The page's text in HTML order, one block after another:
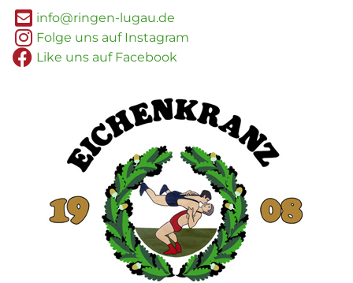
info@ringen-lugau.de
Folge uns auf Instagram
Like uns auf Facebook